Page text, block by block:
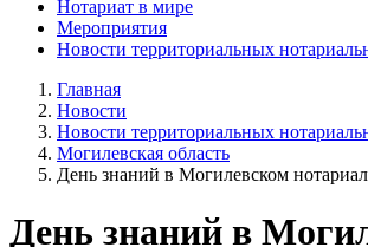
Нотариат в мире
Мероприятия
Новости территориальных
Главная
Новости
Новости территориальных
Могилевская область
День знаний в Могилевском
День знаний в